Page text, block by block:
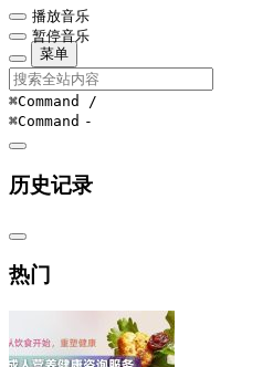
播放音乐
暂停音乐
菜单
⌘Command /
⌘Command -
历史记录
热门